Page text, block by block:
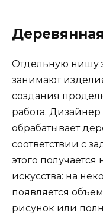
Отдельную нишу
занимают
создания
работа. Дизайнер
обрабатывает
соответствии с
этого
искусства: на
появляется
рисунок или